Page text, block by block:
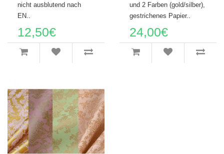
nicht ausblutend nach
EN..
12,50€
und 2 Farben (gold/silber),
gestrichenes Papier..
24,00€